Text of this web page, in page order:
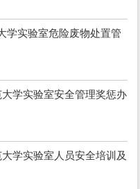
学实验室危险废物处置管
学实验室安全管理奖惩办
学实验室人员安全培训及